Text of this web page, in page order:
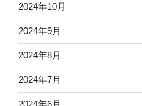
2024年10月
2024年9月
2024年8月
2024年7月